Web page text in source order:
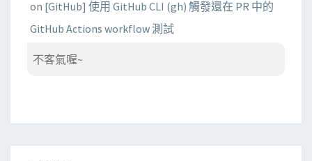
on [GitHub] 使用 GitHub CLI (gh) 觸發還在 PR 中的
GitHub Actions workflow 測試
不客氣喔~